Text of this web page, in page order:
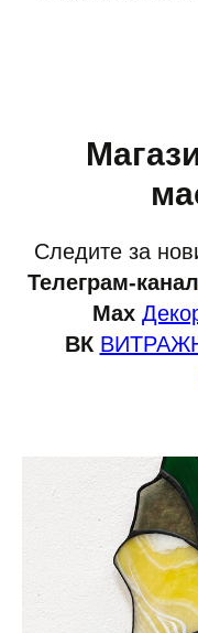
Следите за
Телеграм-канал
Мах
ВК